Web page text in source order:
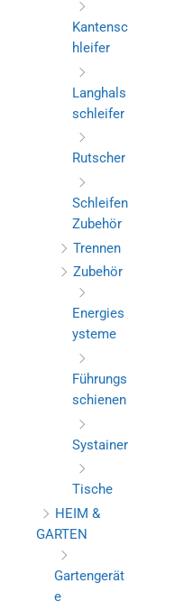
Kantensc
hleifer
Langhals
schleifer
Rutscher
Schleifen
Zubehör
Trennen
Zubehör
Energies
ysteme
Führungs
schienen
Systainer
Tische
HEIM &
GARTEN
Gartengerät
e